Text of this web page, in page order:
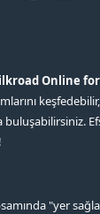
Online
"yer